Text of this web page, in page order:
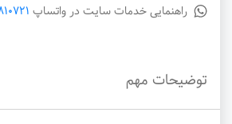
راهنمایی خدمات سایت در واتساپ
توضیحات مهم